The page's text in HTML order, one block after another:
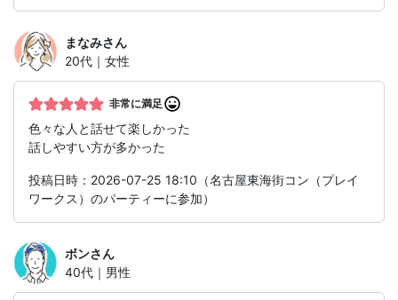
まなみさん
20代｜女性
非常に満足
色々な人と話せて楽しかった
話しやすい方が多かった
投稿日時：2026-07-25 18:10（名古屋東海街コン（プレイ
ワークス）のパーティーに参加）
ボンさん
40代｜男性